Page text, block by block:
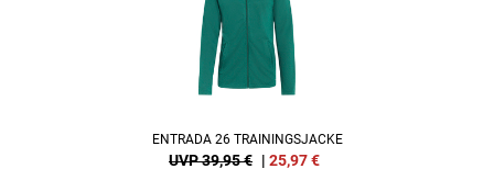
ENTRADA 26 TRAININGSJACKE
UVP 39,95 € | 25,97€